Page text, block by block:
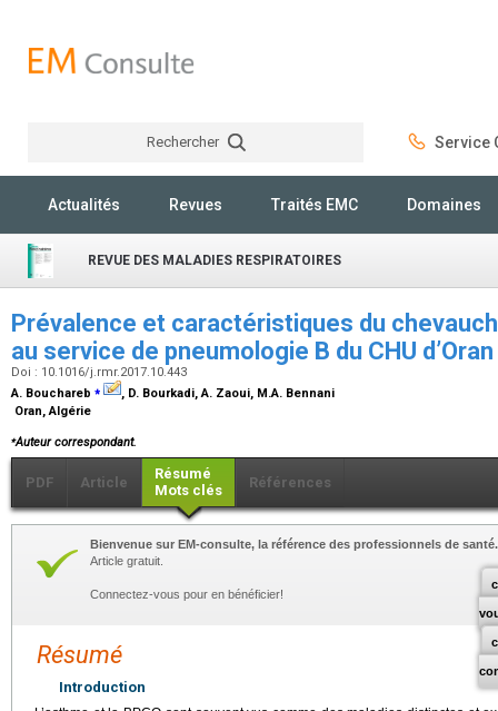
Rechercher Service
Actualités Revues Traités EMC Domaines
REVUE DES MALADIES RESPIRATOIRES
Prévalence et caractéristiques du
au service de pneumologie B du CHU d’Oran
Doi : 10.1016/j.rmr.2017.10.443
A. Bouchareb ⁎
, D. Bourkadi, A. Zaoui, M.A. Bennani
Oran, Algérie
⁎Auteur correspondant.
PDF Article
Résumé
Mots clés
Références
Bienvenue sur EM-consulte, la référence des professionnels de santé.
Article gratuit.
Connectez-vous pour en bénéficier!
Résumé
Introduction